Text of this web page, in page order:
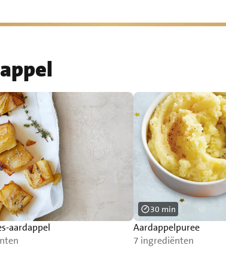
aardappel
Aardappelpuree
7 ingrediënten
30 min